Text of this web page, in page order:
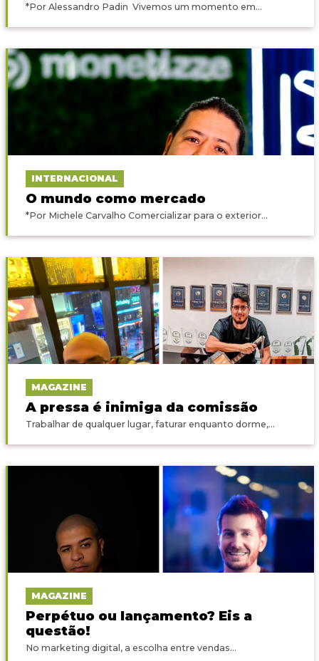
*Por Alessandro Padin Vivemos um momento em...
INTERNACIONAL
O mundo como mercado
*Por Michele Carvalho Comercializar para o exterior...
MAGAZINE
A pressa é inimiga da comissão
Trabalhar de qualquer lugar, faturar enquanto dorme,...
MAGAZINE
Perpétuo ou lançamento? Eis a
questão!
No marketing digital, a escolha entre vendas...